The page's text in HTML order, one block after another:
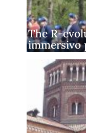
The
immersivo